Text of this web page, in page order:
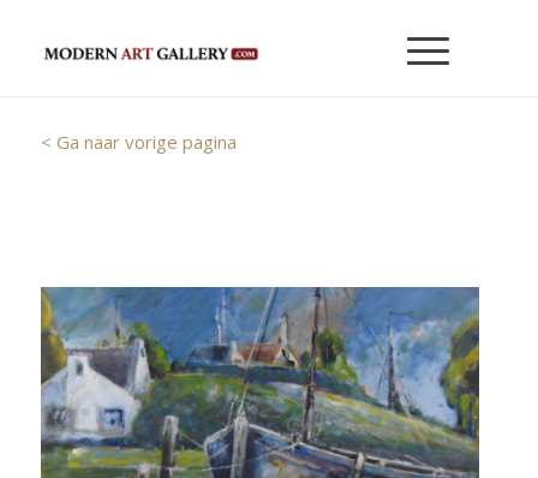
< Ga naar vorige pagina